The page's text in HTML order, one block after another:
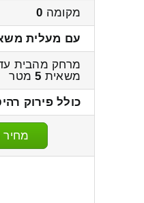
מקומה 0
עם מעלית
מרחק מהבית
משאית 5מטר
כולל פירוק
מחיר